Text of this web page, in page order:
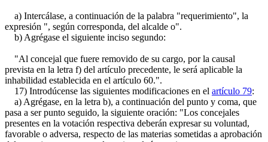
a) Intercálase, a continuación de la palabra "requerimiento", la
expresión ", según corresponda, del alcalde o".
b) Agrégase el siguiente inciso segundo:
"Al concejal que fuere removido de su cargo, por la causal
prevista en la letra f) del artículo precedente, le será aplicable la
inhabilidad establecida en el artículo 60.".
17) Introdúcense las siguientes modificaciones en el artículo 79:
a) Agrégase, en la letra b), a continuación del punto y coma, que
pasa a ser punto seguido, la siguiente oración: "Los concejales
presentes en la votación respectiva deberán expresar su voluntad,
favorable o adversa, respecto de las materias sometidas a aprobación